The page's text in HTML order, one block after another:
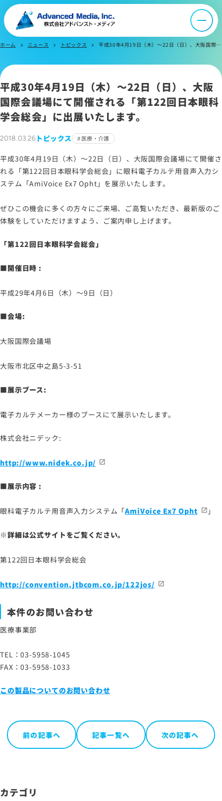
オウンドメディア
採用情報
IR情報
よくあるご質問
お問い合わせ
サイトマップ
サイトのご利用について
プライバシーポリシー
メールマガジン
ホーム chevron_right ニュース chevron_right トピックス chevron_right 平成30年4月19日（木）～22日（日）、大阪国際会議場にて開催される「第122回日本眼科学会総会」に出展いたします。
平成30年4月19日（木）～22日（日）、大阪
国際会議場にて開催される「第122回日本眼科
学会総会」に出展いたします。
2018.03.26 トピックス 医療・介護
平成30年4月19日（木）～22日（日）、大阪国際会議場にて開催さ
れる「第122回日本眼科学会総会」に眼科電子カルテ用音声入力シ
ステム「AmiVoice Ex7 Opht」を展示いたします。
ぜひこの機会に多くの方々にご来場、ご高覧いただき、最新版のご
体験をしていただけますよう、ご案内申し上げます。
「第122回日本眼科学会総会」
■開催日時 :
平成29年4月6日（木）～9日（日）
■会場:
大阪国際会議場
大阪市北区中之島5-3-51
■展示ブース:
電子カルテメーカー様のブースにて展示いたします。
株式会社ニデック:
http://www.nidek.co.jp/
■展示内容 :
眼科電子カルテ用音声入力システム「AmiVoice Ex7 Opht 」
※詳細は公式サイトをご覧ください。
第122回日本眼科学会総会
http://convention.jtbcom.co.jp/122jos/
本件のお問い合わせ
医療事業部
TEL：03-5958-1045
FAX：03-5958-1033
この製品についてのお問い合わせ
前の記事へ 記事一覧へ 次の記事へ
カテゴリ